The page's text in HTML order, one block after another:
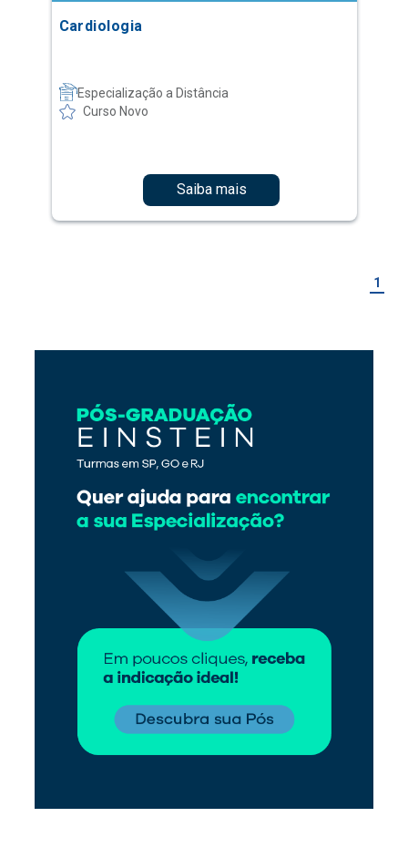
Cardiologia
Especialização a Distância
Curso Novo
Saiba mais
1